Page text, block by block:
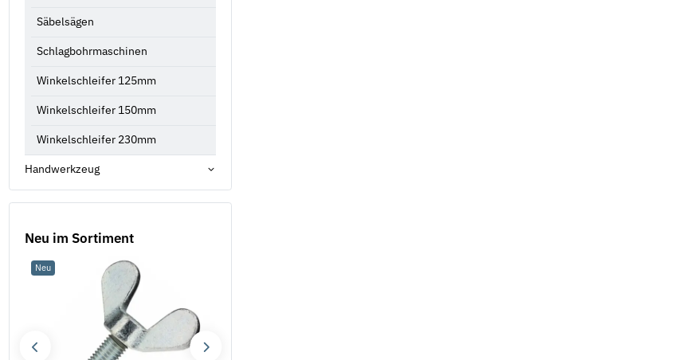
Säbelsägen
Schlagbohrmaschinen
Winkelschleifer 125mm
Winkelschleifer 150mm
Winkelschleifer 230mm
Handwerkzeug
Neu im Sortiment
Neu